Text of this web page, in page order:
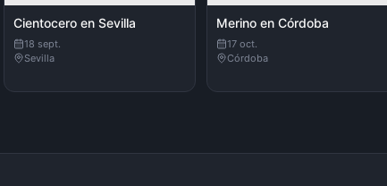
Cientocero en Sevilla
18 sept.
Sevilla
Merino en Córdoba
17 oct.
Córdoba